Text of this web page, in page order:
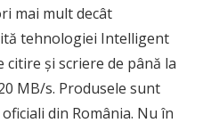
mai mult decât
tehnologiei Intelligent
și scriere de până la
MB/s. Produsele sunt
din România. Nu în